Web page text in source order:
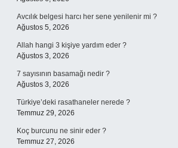
Avcılık belgesi harcı her sene yenilenir mi ?
Ağustos 5, 2026
Allah hangi 3 kişiye yardım eder ?
Ağustos 3, 2026
7 sayısının basamağı nedir ?
Ağustos 3, 2026
Türkiye’deki rasathaneler nerede ?
Temmuz 29, 2026
Koç burcunu ne sinir eder ?
Temmuz 27, 2026